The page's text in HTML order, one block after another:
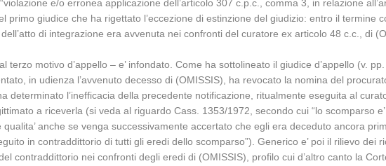
e/o erronea applicazione dell’articolo 307 c.p.c., comma 3, in relazione
primo giudice che ha rigettato l’eccezione di estinzione del giudizio: entro il termine
di integrazione era avvenuta nei confronti del curatore ex articolo 48 c.c., di
terzo motivo d’appello – e’ infondato. Come ha sottolineato il giudice d’appello (v.
in udienza l’avvenuto decesso di (OMISSIS), ha revocato la nomina del
determinato l’inefficacia della precedente notificazione, ritualmente eseguita al
a riceverla (si veda al riguardo Cass. 1353/1972, secondo cui “lo scomparso
anche se venga successivamente accertato che egli era deceduto ancora
in contraddittorio di tutti gli eredi dello scomparso”). Generico e’ poi il rilievo dei
contraddittorio nei confronti degli eredi di (OMISSIS), profilo cui d’altro canto la